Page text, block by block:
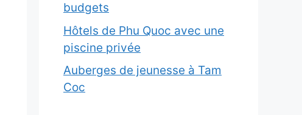
budgets
Hôtels de Phu Quoc avec une
piscine privée
Auberges de jeunesse à Tam
Coc